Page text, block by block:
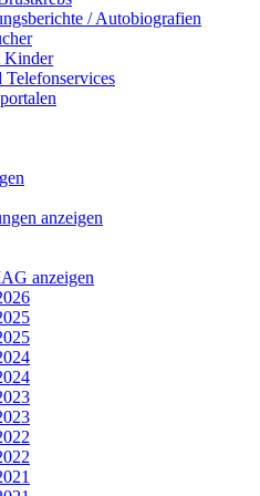
/ Autobiografien
Kinder
Telefonservices
anzeigen
anzeigen